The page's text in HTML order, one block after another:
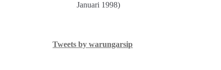
Januari 1998)
Tweets by warungarsip